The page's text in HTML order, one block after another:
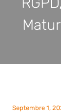
Septembre 1,